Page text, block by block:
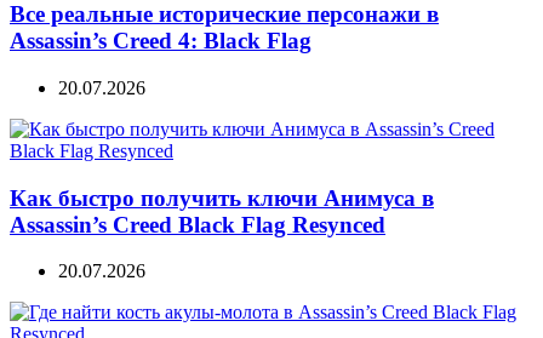
Все реальные исторические персонажи в
Assassin’s Creed 4: Black Flag
20.07.2026
Как быстро получить ключи Анимуса в
Assassin’s Creed Black Flag Resynced
20.07.2026